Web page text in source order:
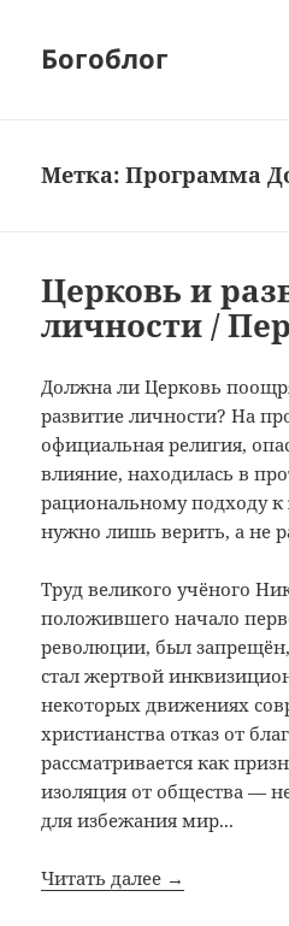
Богоблог
Метка:Программа
Церковь и
личности /
Должна ли Церковь
развитие личности? На
официальная религия,
влияние, находилась в
рациональному подходу
нужно лишь верить, а не
Труд великого учёного
положившего начало
революции, был
стал жертвой
некоторых движениях
христианства отказ от
рассматривается как
изоляция от общества —
для избежания мир...
Читать далее →